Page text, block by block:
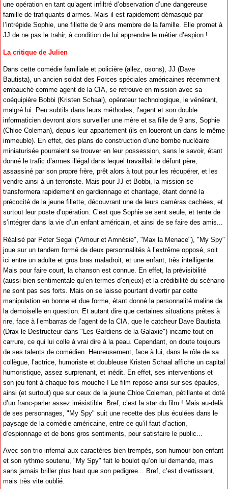
une opération en tant qu’agent infiltré d’observation d’une dangereuse
famille de trafiquants d’armes. Mais il est rapidement démasqué par
l’intrépide Sophie, une fillette de 9 ans membre de la famille. Elle promet à
JJ de ne pas le trahir, à condition de lui apprendre le métier d’espion !
La critique de Julien
Dans cette comédie familiale et policière (allez, osons), JJ (Dave
Bautista), un ancien soldat des Forces spéciales américaines récemment
embauché comme agent de la CIA, se retrouve en mission avec sa
coéquipière Bobbi (Kristen Schaal), opérateur technologique, le vénérant,
malgré lui. Peu subtils dans leurs méthodes, l’agent et son double
informaticien devront alors surveiller une mère et sa fille de 9 ans, Sophie
(Chloe Coleman), depuis leur appartement (ils en loueront un dans le même
immeuble). En effet, des plans de construction d’une bombe nucléaire
miniaturisée pourraient se trouver en leur possession, sans le savoir, étant
donné le trafic d’armes illégal dans lequel travaillait le défunt père,
assassiné par son propre frère, prêt alors à tout pour les récupérer, et les
vendre ainsi à un terroriste. Mais pour JJ et Bobbi, la mission se
transformera rapidement en gardiennage et chantage, étant donné la
précocité de la jeune fillette, découvrant une de leurs caméras cachées, et
surtout leur poste d’opération. C’est que Sophie se sent seule, et tente de
s’intégrer dans la vie d’un enfant américain, et ainsi de se faire des amis...
Réalisé par Peter Segal ("Amour et Amnésie", "Max la Menace"), "My Spy"
joue sur un tandem formé de deux personnalités à l’extrême opposé, soit
ici entre un adulte et gros bras maladroit, et une enfant, très intelligente.
Mais pour faire court, la chanson est connue. En effet, la prévisibilité
(aussi bien sentimentale qu’en termes d’enjeux) et la crédibilité du scénario
ne sont pas ses forts. Mais on se laisse pourtant divertir par cette
manipulation en bonne et due forme, étant donné la personnalité maline de
la demoiselle en question. Et autant dire que certaines situations prêtes à
rire, face à l’embarras de l’agent de la CIA, que le catcheur Dave Bautista
(Drax le Destructeur dans "Les Gardiens de la Galaxie") incarne tout en
carrure, ce qui lui colle à vrai dire à la peau. Cependant, on doute toujours
de ses talents de comédien. Heureusement, face à lui, dans le rôle de sa
collègue, l’actrice, humoriste et doubleuse Kristen Schaal affiche un capital
humoristique, assez surprenant, et inédit. En effet, ses interventions et
son jeu font à chaque fois mouche ! Le film repose ainsi sur ses épaules,
ainsi (et surtout) que sur ceux de la jeune Chloe Coleman, pétillante et doté
d’un franc-parler assez irrésistible. Bref, c’est la star du film ! Mais au-delà
de ses personnages, "My Spy" suit une recette des plus éculées dans le
paysage de la comédie américaine, entre ce qu’il faut d’action,
d’espionnage et de bons gros sentiments, pour satisfaire le public...
Avec son trio infernal aux caractères bien trempés, son humour bon enfant
et son rythme soutenu, "My Spy" fait le boulot qu’on lui demande, mais
sans jamais briller plus haut que son pedigree... Bref, c’est divertissant,
mais très vite oublié.